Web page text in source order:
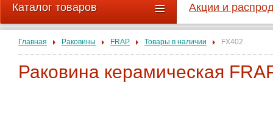
Каталог товаров Акции и
Главная Раковины FRAP Товары в наличии FX402
Раковина керамическая